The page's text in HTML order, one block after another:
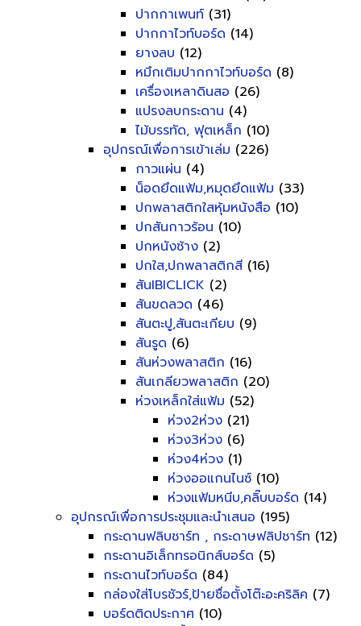
ปากกาเพนท์ (31)
ปากกาไวท์บอร์ด (14)
ยางลบ (12)
หมึกเติมปากกาไวท์บอร์ด (8)
เครื่องเหลาดินสอ (26)
แปรงลบกระดาน (4)
ไม้บรรทัด, ฟุตเหล็ก (10)
อุปกรณ์เพื่อการเข้าเล่ม (226)
กาวแผ่น (4)
น็อดยึดแฟ้ม,หมุดยึดแฟ้ม (33)
ปกพลาสติกใสหุ้มหนังสือ (10)
ปกสันกาวร้อน (10)
ปกหนังช้าง (2)
ปกใส,ปกพลาสติกสี (16)
สันIBICLICK (2)
สันขดลวด (46)
สันตะปู,สันตะเกียบ (9)
สันรูด (6)
สันห่วงพลาสติก (16)
สันเกลียวพลาสติก (20)
ห่วงเหล็กใส่แฟ้ม (52)
ห่วง2ห่วง (21)
ห่วง3ห่วง (6)
ห่วง4ห่วง (1)
ห่วงออแกนไนซ์ (10)
ห่วงแฟ้มหนีบ,คลิ๊บบอร์ด (14)
อุปกรณ์เพื่อการประชุมและนำเสนอ (195)
กระดานฟลิบชาร์ท , กระดาษฟลิปชาร์ท (12)
กระดานอิเล็กทรอนิกส์บอร์ด (5)
กระดานไวท์บอร์ด (84)
กล่องใส่โบรชัวร์,ป้ายชื่อตั้งโต๊ะอะคริลิค (7)
บอร์ดติดประกาศ (10)